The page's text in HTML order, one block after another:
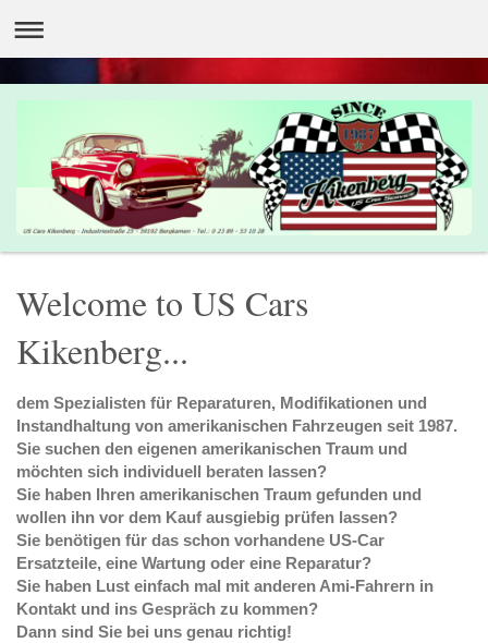
Welcome to US Cars
Kikenberg...
dem Spezialisten für Reparaturen, Modifikationen und
Instandhaltung von amerikanischen Fahrzeugen seit 1987.
Sie suchen den eigenen amerikanischen Traum und
möchten sich individuell beraten lassen?
Sie haben Ihren amerikanischen Traum gefunden und
wollen ihn vor dem Kauf ausgiebig prüfen lassen?
Sie benötigen für das schon vorhandene US-Car
Ersatzteile, eine Wartung oder eine Reparatur?
Sie haben Lust einfach mal mit anderen Ami-Fahrern in
Kontakt und ins Gespräch zu kommen?
Dann sind Sie bei uns genau richtig!